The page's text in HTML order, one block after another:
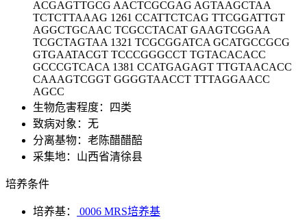
ACGAGTTGCG AACTCGCGAG AGTAAGCTAA
TCTCTTAAAG 1261 CCATTCTCAG TTCGGATTGT
AGGCTGCAAC TCGCCTACAT GAAGTCGGAA
TCGCTAGTAA 1321 TCGCGGATCA GCATGCCGCG
GTGAATACGT TCCCGGGCCT TGTACACACC
GCCCGTCACA 1381 CCATGAGAGT TTGTAACACC
CAAAGTCGGT GGGGTAACCT TTTAGGAACC
AGCC
生物危害程度：四类
致病对象：无
分离基物：老陈醋醋醅
采集地：山西省清徐县
培养条件
培养基：
0006 MRS培养基